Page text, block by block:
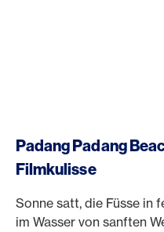
Padang Padang
Filmkulisse
Sonne satt, die Füsse in
im Wasser von sanften